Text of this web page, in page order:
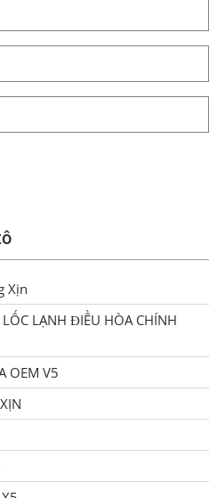
Xịn
LẠNH ĐIỀU HÒA CHÍNH
OEM V5